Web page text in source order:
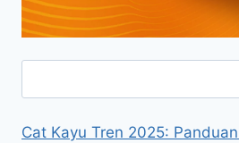
Cat Kayu Tren 2025: